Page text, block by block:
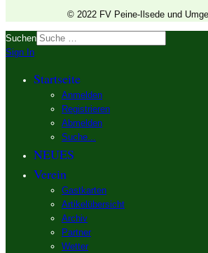
© 2022 FV Peine-Ilsede und
Suchen
Sign In
Startseite
Anmelden
Registrieren
Abmelden
Suche...
NEUES
Verein
Gastkarten
Artikelübersicht
Archiv
Partner
Wetter